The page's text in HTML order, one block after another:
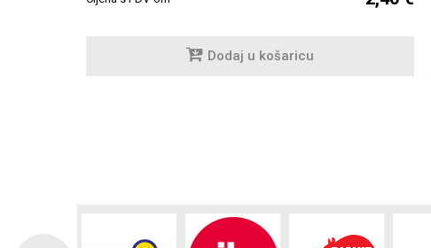
Dodaj u košaricu